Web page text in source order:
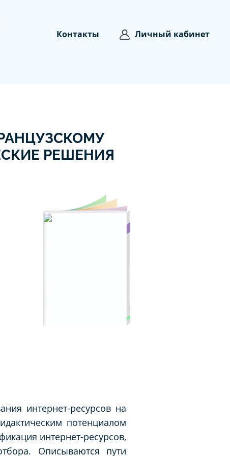
Контакты Личный кабинет
РЕШЕНИЯ
интернет-ресурсов на
потенциалом
интернет-ресурсов,
Описываются пути